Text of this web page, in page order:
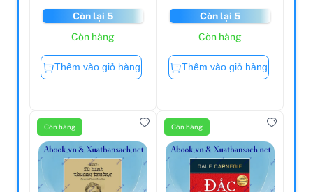
Còn lại 5
Còn hàng
Thêm vào giỏ hàng
Còn lại 5
Còn hàng
Thêm vào giỏ hàng
Còn hàng Còn hàng